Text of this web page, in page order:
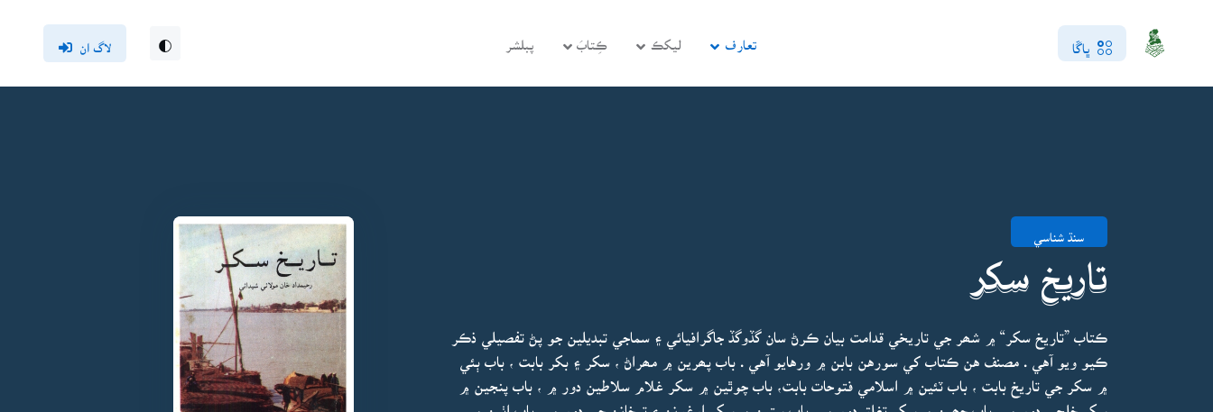
ڀاڱا تعارف ليکڪ ڪِتابَ پبلشر لاگ ان
سنڌ شناسي
تاريخ سکر
ڪتاب ”تاريخ سکر“ ۾ شھر جي تاريخي قدامت بيان ڪرڻ سان گڏوگڏ جاگرافيائي ۽ سماجي تبديلين جو پڻ تفصيلي ذڪر
ڪيو ويو آهي . مصنف هن ڪتاب کي سورهن بابن ۾ ورهايو آهي . باب پھرين ۾ مھراڻ ، سکر ۽ بکر بابت ، باب ٻئي
۾ سکر جي تاريخ بابت ، باب ٽئين ۾ اسلامي فتوحات بابت، باب چوٿين ۾ سکر غلام سلاطين دور ۾ ، باب پنجين ۾
سکر خلجي دور ۾ ، باب ڇھين ۾ سکر تغلق دور ۾ ، باب ستين ۾ سکر ارغونن ۽ ترخانن جي دور ۾ ، باب اٺين ۾